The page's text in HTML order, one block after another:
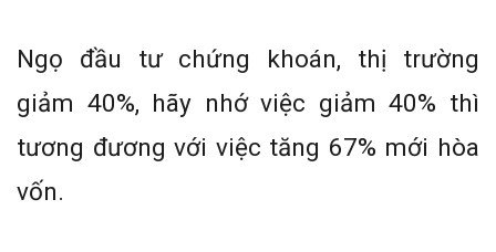
Ngọ đầu tư chứng khoán, thị trường
giảm 40%, hãy nhớ việc giảm 40% thì
tương đương với việc tăng 67% mới hòa
vốn.